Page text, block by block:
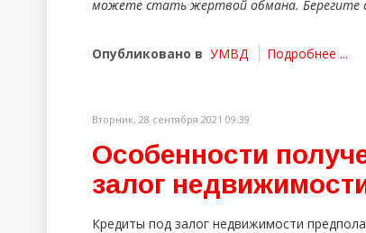
можете стать жертвой обмана. Берегите
Опубликовано в УМВД Подробнее ...
Вторник, 28 сентября 2021 09:39
Особенности
залог
Кредиты под залог недвижимости